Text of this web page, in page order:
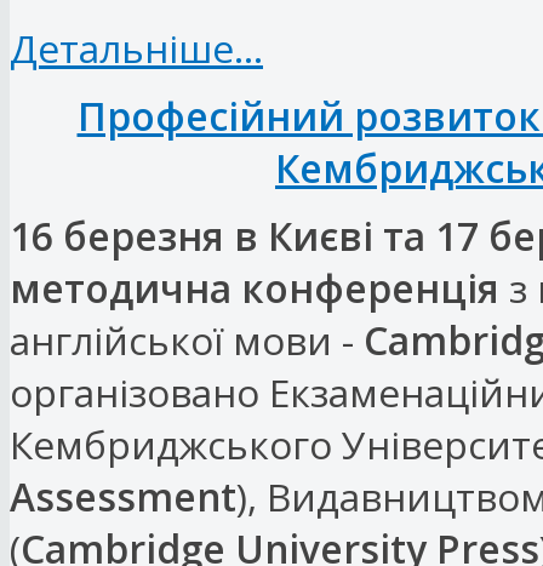
Детальніше...
Професійний розвиток
16 березня в Києві та 17
методична конференція з
англійської мови -
організовано
Кембриджського
Assessment),
(Cambridge University Press